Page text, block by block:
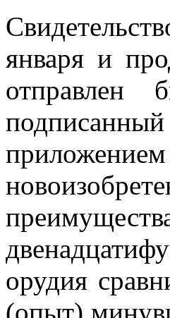
января и
отправлен
орудия